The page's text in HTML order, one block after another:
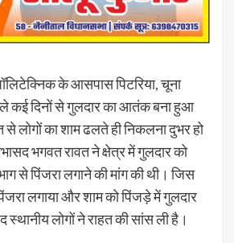
के आसपास पिटरिया, चूना
कई दिनों से गुलदार का आतंक बना हुआ
लोगों का शाम ढलते ही निकलना दुभर हो
भगवत रावत ने क्षेत्र में गुलदार को
से पिंजरा लगाने की मांग की थी। जिस
लगाया और शाम को पिंजड़े में गुलदार
लोगों ने राहत की सांस ली है।